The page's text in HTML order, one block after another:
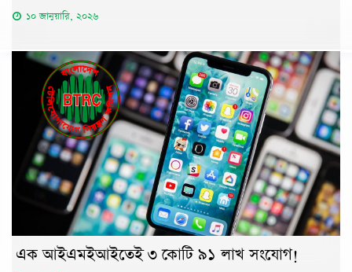
১০ জানুয়ারি, ২০২৬
এক আইএমইআইতেই ৩ কোটি ৯১ লাখ সংযোগ!